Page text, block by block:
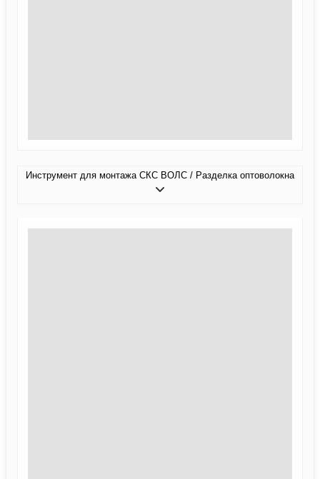
Инструмент для монтажа СКС ВОЛС / Разделка оптоволокна